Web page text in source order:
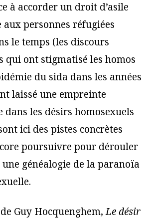
à accorder un droit d’asile
personnes réfugiées
le temps (les discours
qui ont stigmatisé les homos
du sida dans les années
laissé une empreinte
dans les désirs homosexuels
ici des pistes concrètes
poursuivre pour dérouler
généalogie de la paranoïa
Guy Hocquenghem,Le désir